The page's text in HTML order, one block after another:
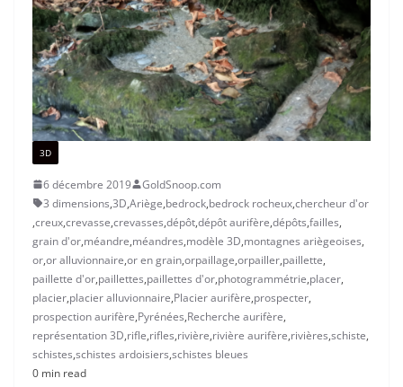
3D
6 décembre 2019
GoldSnoop.com
3 dimensions,3D,Ariège,bedrock,bedrock rocheux,chercheur d'or
,creux,crevasse,crevasses,dépôt,dépôt aurifère,dépôts,failles,
grain d'or,méandre,méandres,modèle 3D,montagnes ariègeoises,
or,or alluvionnaire,or en grain,orpaillage,orpailler,paillette,
paillette d'or,paillettes,paillettes d'or,photogrammétrie,placer,
placier,placier alluvionnaire,Placier aurifère,prospecter,
prospection aurifère,Pyrénées,Recherche aurifère,
représentation 3D,rifle,rifles,rivière,rivière aurifère,rivières,schiste,
schistes,schistes ardoisiers,schistes bleues
0 min read